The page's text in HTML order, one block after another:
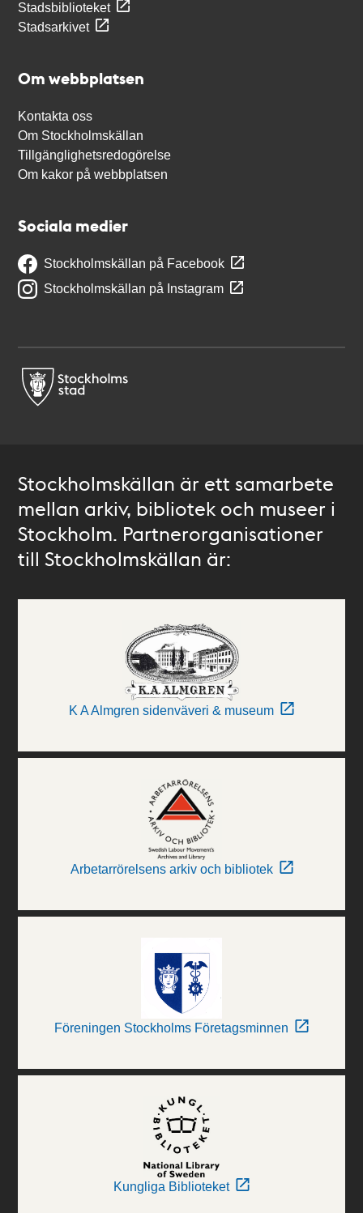
Stadsbiblioteket
Stadsarkivet
Om webbplatsen
Kontakta oss
Om Stockholmskällan
Tillgänglighetsredogörelse
Om kakor på webbplatsen
Sociala medier
Stockholmskällan på Facebook
Stockholmskällan på Instagram
Stockholmskällan är ett samarbete
mellan arkiv, bibliotek och museer i
Stockholm. Partnerorganisationer
till Stockholmskällan är:
K A Almgren sidenväveri & museum
Arbetarrörelsens arkiv och bibliotek
Föreningen Stockholms Företagsminnen
Kungliga Biblioteket